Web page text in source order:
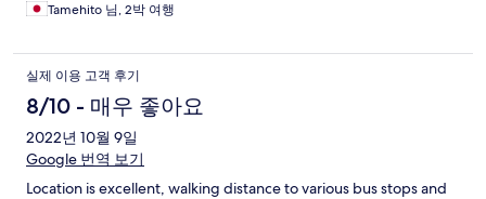
Tamehito 님, 2박 여행
실제 이용 고객 후기
8/10 - 매우 좋아요
2022년 10월 9일
Google 번역 보기
Location is excellent, walking distance to various bus stops and